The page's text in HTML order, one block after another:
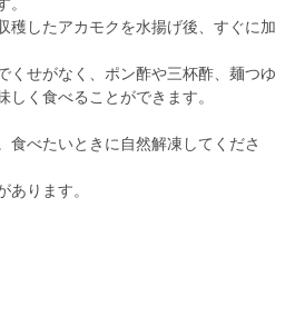
穫したアカモクを水揚げ後、すぐに加
くせがなく、ポン酢や三杯酢、麺つゆ
しく食べることができます。
食べたいときに自然解凍してくださ
あります。